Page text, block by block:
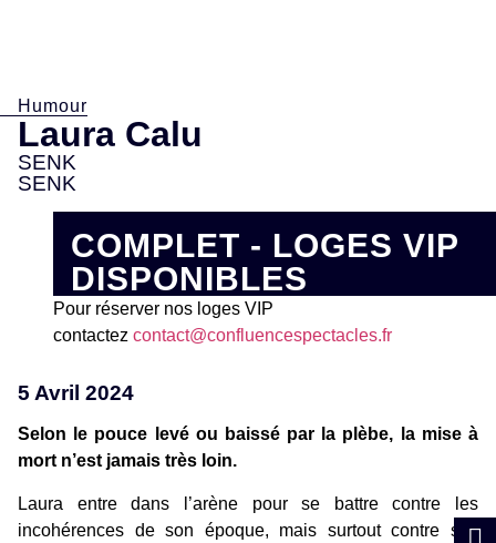
Humour
Laura Calu
SENK
SENK
COMPLET - LOGES VIP
DISPONIBLES
Pour réserver nos loges VIP
contactez contact@confluencespectacles.fr
5 Avril 2024
Selon le pouce levé ou baissé par la plèbe, la mise à
mort n’est jamais très loin.
Laura entre dans l’arène pour se battre contre les
incohérences de son époque, mais surtout contre ses